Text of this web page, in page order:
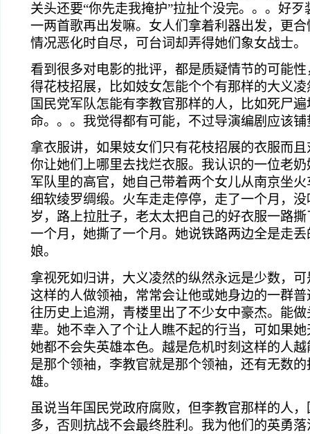
关头还要“你先走我掩护”拉扯个没完。。。好
一两首歌再出发嘛。女人们拿着利器出发，更
情况恶化时自尽，可台词却弄得她们象女战士。
看到很多对电影的批评，都是质疑情节的可能
得花枝招展，比如妓女怎能个个有那样的大义
国民党军队怎能有李教官那样的人，比如死尸
命。。。我觉得都有可能，不过导演编剧应该
拿衣服讲，如果妓女们只有花枝招展的衣服而
你让她们上哪里去找烂衣服。我认识的一位老
军队里的高官，她自己带着两个女儿从南京坐
细软绫罗绸缎。火车走走停停，走了一个月，
岁，路上拉肚子，老太太把自己的好衣服一路
一个月，她撕了一个月。她说铁路两边全是走
娘。
拿视死如归讲，大义凌然的纵然永远是少数，
这样的人做领袖，常常会让他或她身边的一群
往历史上追溯，青楼里出了不少女中豪杰。能
辈。她不幸入了个让人瞧不起的行当，可如果
她都不会失英雄本色。越是危机时刻这样的人
是那个领袖，李教官就是那个领袖，还有无数
雄。
虽说当年国民党政府腐败，但李教官那样的人
多，否则抗战不会最终胜利。我为他们的英勇